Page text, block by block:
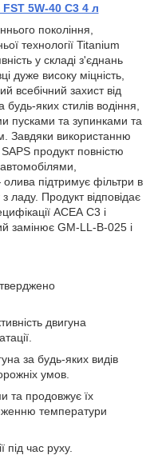
5W-40 C3 4 л
покоління,
технології Titanium
у складі з'єднань
дуже високу міцність,
всебічний захист від
яких стилів водіння,
пусками та зупинками та
Завдяки використанню
продукт повністю
підтримує фільтри в
ладу. Продукт відповідає
АСЕА С3 і
замінює GM-LL-B-025 і
двигуна
за будь-яких видів
умов.
та продовжує їх
температури
під час руху.